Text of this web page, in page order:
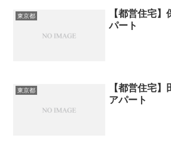
東京都
【都営住宅
パート
東京都
【都営住宅
アパート